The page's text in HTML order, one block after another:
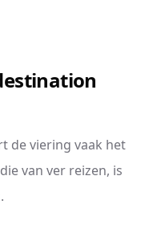
de viering vaak het
van ver reizen, is